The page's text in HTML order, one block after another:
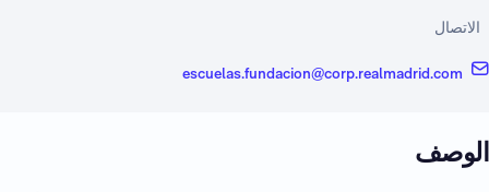
الاتصال
escuelas.fundacion@corp.realmadrid.com
الوصف